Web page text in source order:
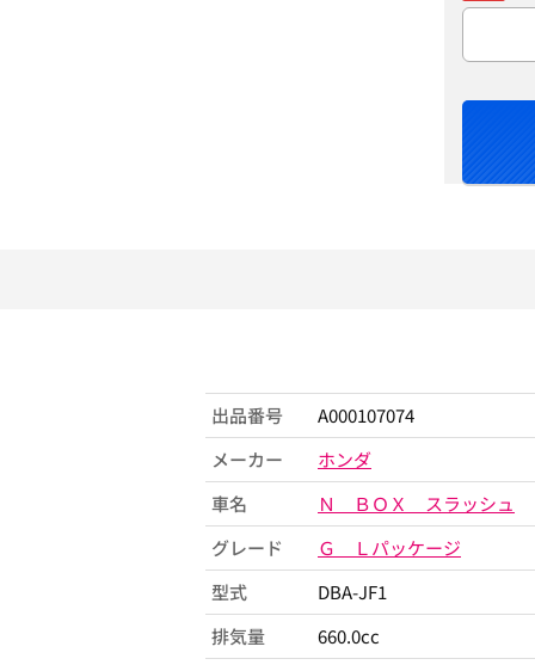
出品番号
A000107074
メーカー
ホンダ
車名
Ｎ ＢＯＸ スラッシュ
グレード
Ｇ Ｌパッケージ
型式
DBA-JF1
排気量
660.0cc